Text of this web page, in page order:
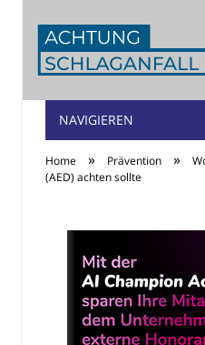
NAVIGIEREN
Home » Prävention »
(AED) achten sollte